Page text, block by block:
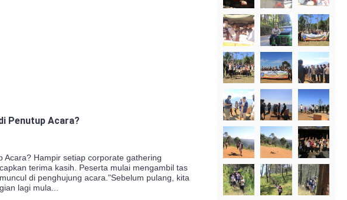
Penutup Acara?
Hampir setiap corporate gathering
terima kasih. Peserta mulai mengambil tas
di penghujung acara."Sebelum pulang, kita
lagi mula...